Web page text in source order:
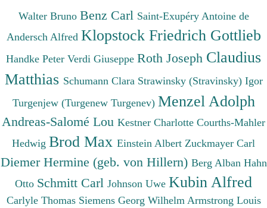
Walter Bruno Benz Carl Saint-Exupéry Antoine de
Andersch Alfred Klopstock Friedrich Gottlieb
Handke Peter Verdi Giuseppe Roth Joseph Claudius
Matthias Schumann Clara Strawinsky (Stravinsky) Igor
Turgenjew (Turgenew Turgenev) Menzel Adolph
Andreas-Salomé Lou Kestner Charlotte Courths-Mahler
Hedwig Brod Max Einstein Albert Zuckmayer Carl
Diemer Hermine (geb. von Hillern) Berg Alban Hahn
Otto Schmitt Carl Johnson Uwe Kubin Alfred
Carlyle Thomas Siemens Georg Wilhelm Armstrong Louis